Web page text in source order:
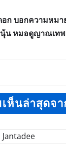
ก บอกความหมา
นุ้น หมอดูญาณเท
ห็นล่าสุดจ
Jantadee